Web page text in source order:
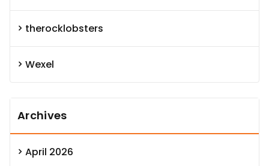
therocklobsters
Wexel
Archives
April 2026